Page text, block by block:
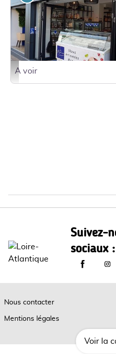
Voir la
DR
A voir
Suivez-
sociaux :
Nous contacter
Mentions légales